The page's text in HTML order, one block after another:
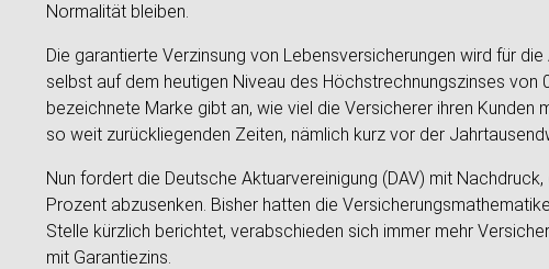
Normalität bleiben.
Die garantierte Verzinsung von Lebensversicherungen wird für
selbst auf dem heutigen Niveau des Höchstrechnungszinses von
bezeichnete Marke gibt an, wie viel die Versicherer ihren Kunden
so weit zurückliegenden Zeiten, nämlich kurz vor der
Nun fordert die Deutsche Aktuarvereinigung (DAV) mit
Prozent abzusenken. Bisher hatten die
Stelle kürzlich berichtet, verabschieden sich immer mehr
mit Garantiezins.